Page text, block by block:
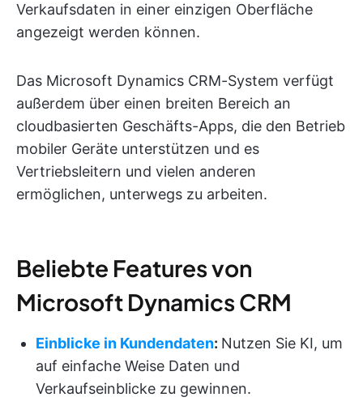
Verkaufsdaten in einer einzigen Oberfläche
angezeigt werden können.
Das Microsoft Dynamics CRM-System verfügt
außerdem über einen breiten Bereich an
cloudbasierten Geschäfts-Apps, die den Betrieb
mobiler Geräte unterstützen und es
Vertriebsleitern und vielen anderen
ermöglichen, unterwegs zu arbeiten.
Beliebte Features von
Microsoft Dynamics CRM
Einblicke in Kundendaten: Nutzen Sie KI, um
auf einfache Weise Daten und
Verkaufseinblicke zu gewinnen.